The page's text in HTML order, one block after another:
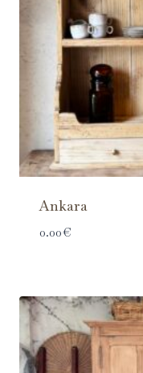
Ankara
0.00€